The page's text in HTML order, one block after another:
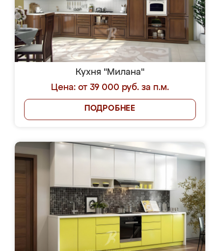
Кухня "Милана"
Цена: от 39 000 руб. за п.м.
ПОДРОБНЕЕ